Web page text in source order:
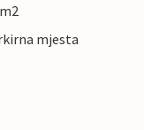
mjesta